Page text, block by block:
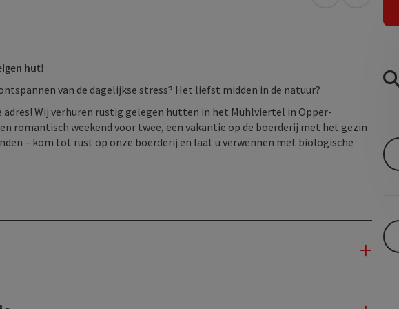
hut!
van de dagelijkse stress? Het liefst midden in de natuur?
adres! Wij verhuren rustig gelegen hutten in het Mühlviertel in Opper-
romantisch weekend voor twee, een vakantie op de boerderij met het gezin
– kom tot rust op onze boerderij en laat u verwennen met biologische